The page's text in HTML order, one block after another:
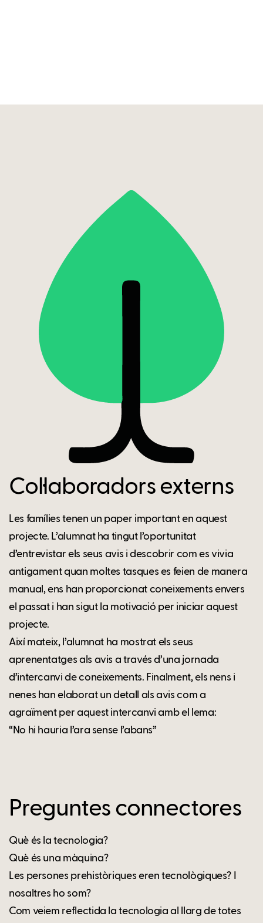
Col·laboradors externs
Les famílies tenen un paper important en aquest
projecte. L’alumnat ha tingut l’oportunitat
d’entrevistar els seus avis i descobrir com es vivia
antigament quan moltes tasques es feien de manera
manual, ens han proporcionat coneixements envers
el passat i han sigut la motivació per iniciar aquest
projecte.
Així mateix, l’alumnat ha mostrat els seus
aprenentatges als avis a través d’una jornada
d’intercanvi de coneixements. Finalment, els nens i
nenes han elaborat un detall als avis com a
agraïment per aquest intercanvi amb el lema:
“No hi hauria l’ara sense l’abans”
Preguntes connectores
Què és la tecnologia?
Què és una màquina?
Les persones prehistòriques eren tecnològiques? I
nosaltres ho som?
Com veiem reflectida la tecnologia al llarg de totes